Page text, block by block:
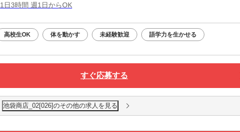
1日3時間 週1日からOK
高校生OK 体を動かす 未経験歓迎 語学力を生かせる
すぐ応募する
池袋商店_02[026]のその他の求人を見る